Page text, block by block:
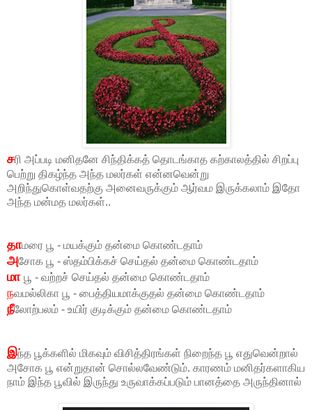
சரி அப்படி மனிதனே சிந்திக்கத் தொடங்காத கற்காலத்தில் சிறப்பு
பெற்று திகழ்ந்த அந்த மலர்கள் என்னவென்று
அறிந்துகொள்வதற்கு அனைவருக்கும் ஆர்வம இருக்கலாம் இதோ
அந்த மன்மத மலர்கள்..
தாமரை பூ - மயக்கும் தன்மை கொண்டதாம்
அசோக பூ - ஸ்தம்பிக்கச் செய்தல் தன்மை கொண்டதாம்
மா பூ - வற்றச் செய்தல் தன்மை கொண்டதாம்
நவமல்லிகா பூ - பைத்தியமாக்குதல் தன்மை கொண்டதாம்
நீலோற்பலம் - உயிர் குடிக்கும் தன்மை கொண்டதாம்
இந்த பூக்களில் மிகவும் விசித்திரங்கள் நிறைந்த பூ எதுவென்றால்
அசோக பூ என்றுதான் சொல்லவேண்டும். காரணம் மனிதர்களாகிய
நாம் இந்த பூவில் இருந்து உருவாக்கப்படும் பானத்தை அருந்தினால்